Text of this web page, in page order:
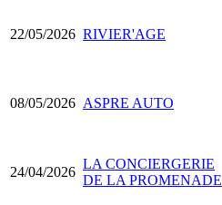
22/05/2026 RIVIER'AGE
08/05/2026 ASPRE AUTO
24/04/2026
LA CONCIERGERIE
DE LA PROMENADE